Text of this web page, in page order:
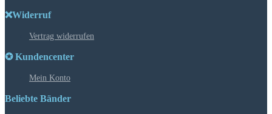
❌Widerruf
Vertrag widerrufen
✪ Kundencenter
Mein Konto
Beliebte Bänder